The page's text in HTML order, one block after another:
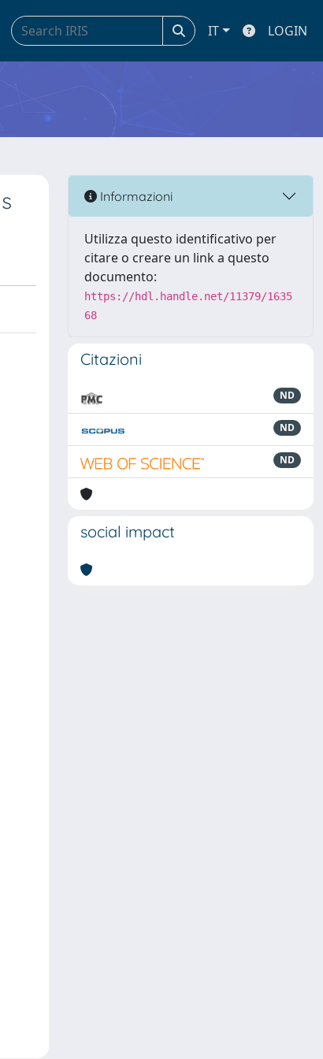
IT LOGIN
Informazioni
Utilizza questo identificativo per
citare o creare un link a questo
documento:
https://hdl.handle.net/11379/1635
68
Citazioni
ND
ND
ND
social impact